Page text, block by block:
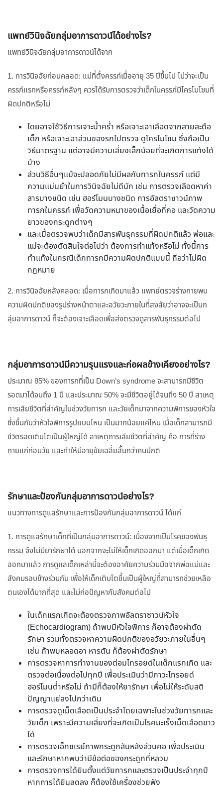
แพทย์วินิจฉัยกลุ่มอาการดาวน์ได้อย่างไร?
แพทย์วินิจฉัยกลุ่มอาการดาวน์ได้จาก
1. การวินิจฉัยก่อนคลอด: แม่ที่ตั้งครรภ์เมื่ออายุ 35 ปีขึ้นไป ไม่ว่าจะเป็น
ครรภ์แรกหรือครรภ์หลังๆ ควรได้รับการตรวจว่าเด็กในครรภ์มีโครโมโซมที่
ผิดปกติหรือไม่
โดยอาจใช้วิธีการเจาะน้ำคร่ำ หรือเจาะเอาเลือดจากสายสะดือ
เด็ก หรือเจาะเอาส่วนของรกไปตรวจ ดูโครโมโซม ซึ่งถือเป็น
วิธีมาตรฐาน แต่อาจมีความเสี่ยงเล็กน้อยที่จะเกิดการแท้งได้
บ้าง
ส่วนวิธีอื่นๆแม้จะปลอดภัยไม่มีผลกับทารกในครรภ์ แต่มี
ความแม่นยำในการวินิจฉัยไม่ดีนัก เช่น การตรวจเลือดหาค่า
สารบางชนิด เช่น ฮอร์โมนบางชนิด การอัลตราซาวน์ภาพ
ทารกในครรภ์ เพื่อวัดความหนาของเนื้อเยื่อที่คอ และวัดความ
ยาวของกระดูกต่างๆ
และเมื่อตรวจพบว่าเด็กมีสารพันธุกรรมที่ผิดปกติแล้ว พ่อและ
แม่จะต้องตัดสินใจต่อไปว่า ต้องการทำแท้งหรือไม่ ทั้งนี้การ
ทำแท้งในกรณีเด็กทารกมีความผิดปกติแบบนี้ ถือว่าไม่ผิด
กฎหมาย
2. การวินิจฉัยหลังคลอด: เมื่อทารกเกิดมาแล้ว แพทย์ตรวจร่างกายพบ
ความผิดปกติของรูปร่างหน้าตาและอวัยวะภายในที่สงสัยว่าอาจจะเป็นก
ลุ่มอาการดาวน์ ก็จะต้องเจาะเลือดเพื่อส่งตรวจดูสารพันธุกรรมต่อไป
กลุ่มอาการดาวน์มีความรุนแรงและก่อผลข้างเคียงอย่างไร?
ประมาณ 85% ของทารกที่เป็น Down’s syndrome จะสามารถมีชีวิต
รอดมาได้จนถึง 1 ปี และประมาณ 50% จะมีชีวิตอยู่ได้จนถึง 50 ปี สาเหตุ
การเสียชีวิตที่สำคัญในช่วงวัยทารก และวัยเด็กมาจากความพิการของหัวใจ
ซึ่งขึ้นกับว่าหัวใจพิการรูปแบบไหน เป็นมากน้อยแค่ไหน เมื่อเด็กสามารถมี
ชีวิตรอดเติบโตเป็นผู้ใหญ่ได้ สาเหตุการเสียชีวิตที่สำคัญ คือ การที่ร่าง
กายแก่ก่อนวัย และทำให้มีอายุขัยเฉลี่ยสั้นกว่าคนปกติ
รักษาและป้องกันกลุ่มอาการดาวน์อย่างไร?
แนวทางการดูแลรักษาและการป้องกันกลุ่มอาการดาวน์ ได้แก่
1. การดูแลรักษาเด็กที่เป็นกลุ่มอาการดาวน์: เนื่องจากเป็นโรคของพันธุ
กรรม จึงไม่มียารักษาได้ นอกจากจะไม่ให้เด็กเกิดออกมา แต่เมื่อเด็กเกิด
ออกมาแล้ว การดูแลเด็กเหล่านี้จะต้องอาศัยความร่วมมือจากพ่อแม่และ
สังคมรอบข้างร่วมกัน เพื่อให้เด็กเติบโตขึ้นเป็นผู้ใหญ่ที่สามารถช่วยเหลือ
ตนเองได้มากที่สุด และไม่ก่อปัญหากับสังคมต่อไป
ในเด็กแรกเกิดจะต้องตรวจภาพอัลตราซาวน์หัวใจ
(Echocardiogram) ถ้าพบมีหัวใจพิการ ก็อาจต้องผ่าตัด
รักษา รวมทั้งตรวจหาความผิดปกติของอวัยวะภายในอื่นๆ
เช่น ถ้าพบหลอดอา หารตัน ก็ต้องผ่าตัดรักษา
การตรวจหาการทำงานของต่อมไทรอยด์ในเด็กแรกเกิด และ
ตรวจต่อเนื่องต่อไปทุกปี เพื่อประเมินว่ามีภาวะไทรอยด์
ฮอร์โมนต่ำหรือไม่ ถ้ามีก็ต้องให้ยารักษา เพื่อไม่ให้ระดับสติ
ปัญญาแย่ลงไปกว่าเดิม
การตรวจดูเม็ดเลือดเป็นประจำโดยเฉพาะในช่วงวัยทารกและ
วัยเด็ก เพราะมีความเสี่ยงที่จะเกิดเป็นโรคมะเร็งเม็ดเลือดขาว
ได้
การตรวจเอ็กซเรย์ภาพกระดูกสันหลังส่วนคอ เพื่อประเมิน
และรักษาหากพบว่ามีข้อต่อของกระดูกที่หลวม
การตรวจการได้ยินตั้งแต่วัยทารกและตรวจเป็นประจำทุกปี
หากการได้ยินลดลง ก็ต้องใช้เครื่องช่วยฟัง